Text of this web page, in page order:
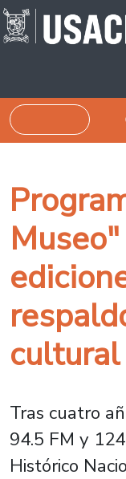
Passar para o
Pesquisar
cultural
Tras cuatro
94.5 FM y
Histórico